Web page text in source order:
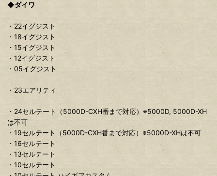
◆ダイワ
・22イグジスト
・18イグジスト
・15イグジスト
・12イグジスト
・05イグジスト
・23エアリティ
・24セルテート（5000D-CXH番まで対応）※5000D, 5000D-XH
は不可
・19セルテート（5000D-CXH番まで対応）※5000D-XHは不可
・16セルテート
・13セルテート
・10セルテート